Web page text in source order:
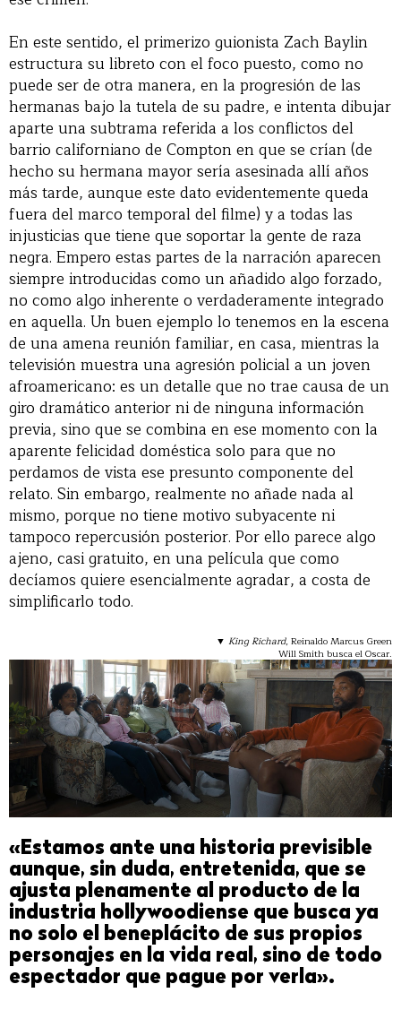
En este sentido, el primerizo guionista Zach Baylin
estructura su libreto con el foco puesto, como no
puede ser de otra manera, en la progresión de las
hermanas bajo la tutela de su padre, e intenta dibujar
aparte una subtrama referida a los conflictos del
barrio californiano de Compton en que se crían (de
hecho su hermana mayor sería asesinada allí años
más tarde, aunque este dato evidentemente queda
fuera del marco temporal del filme) y a todas las
injusticias que tiene que soportar la gente de raza
negra. Empero estas partes de la narración aparecen
siempre introducidas como un añadido algo forzado,
no como algo inherente o verdaderamente integrado
en aquella. Un buen ejemplo lo tenemos en la escena
de una amena reunión familiar, en casa, mientras la
televisión muestra una agresión policial a un joven
afroamericano: es un detalle que no trae causa de un
giro dramático anterior ni de ninguna información
previa, sino que se combina en ese momento con la
aparente felicidad doméstica solo para que no
perdamos de vista ese presunto componente del
relato. Sin embargo, realmente no añade nada al
mismo, porque no tiene motivo subyacente ni
tampoco repercusión posterior. Por ello parece algo
ajeno, casi gratuito, en una película que como
decíamos quiere esencialmente agradar, a costa de
simplificarlo todo.
▼ King Richard, Reinaldo Marcus Green
Will Smith busca el Oscar.
«Estamos ante una historia previsible
aunque, sin duda, entretenida, que se
ajusta plenamente al producto de la
industria hollywoodiense que busca ya
no solo el beneplácito de sus propios
personajes en la vida real, sino de todo
espectador que pague por verla».